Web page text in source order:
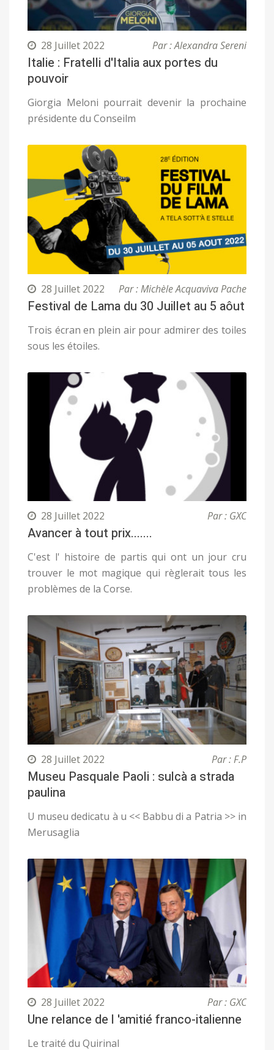
28 Juillet 2022 Par : Alexandra Sereni
Italie : Fratelli d'Italia aux portes du
pouvoir
Giorgia Meloni pourrait devenir la prochaine
présidente du Conseilm
28 Juillet 2022 Par : Michèle Acquaviva Pache
Festival de Lama du 30 Juillet au 5 aôut
Trois écran en plein air pour admirer des toiles
sous les étoiles.
28 Juillet 2022 Par : GXC
Avancer à tout prix.......
C'est l' histoire de partis qui ont un jour cru
trouver le mot magique qui règlerait tous les
problèmes de la Corse.
28 Juillet 2022 Par : F.P
Museu Pasquale Paoli : sulcà a strada
paulina
U museu dedicatu à u << Babbu di a Patria >> in
Merusaglia
28 Juillet 2022 Par : GXC
Une relance de l 'amitié franco-italienne
Le traité du Quirinal